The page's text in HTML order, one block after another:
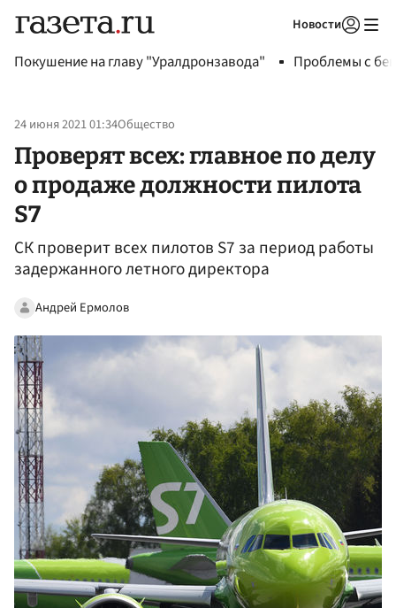
Новости
Покушение на главу "Уралдронзавода" Проблемы с
24 июня 2021 01:34Общество
Проверят всех: главное по делу
о продаже должности пилота
S7
СК проверит всех пилотов S7 за период работы
задержанного летного директора
Андрей Ермолов